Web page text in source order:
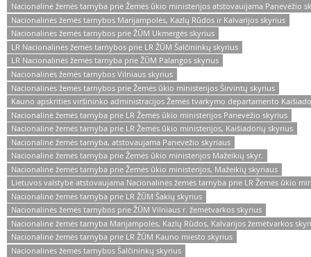
Nacionalinė žemės tarnyba prie Žemės ūkio ministerijos atstovauijama Panevėžio
Nacionalinės žemės tarnybos Marijampolės, Kazlų Rūdos ir Kalvarijos skyrius
Nacionalinės žemės tarnybos prie ŽŪM Ukmergės skyrius
LR Nacionalinės žemės tarnybos prie LR ŽŪM Šalčininkų skyrius
LR Nacionalinės žemės tarnyba prie ŽŪM Palangos skyrius
Nacionalinės žemės tarnybos Vilniaus skyrius
Nacionalinės žemės tarnybos prie Žemės ūkio ministerijos Širvintų skyrius
Kauno apskrities viršininko administracijos Žemės tvarkymo departamento
Nacionalinė žemės tarnyba prie LR Žemės ūkio ministerijos Panevėžio skyrius
Nacionalinė žemės tarnyba prie LR Žemės ūkio ministerijos, Kaišiadorių skyrius
Nacionalinė žemės tarnyba, atstovaujama Panevėžio skyriaus
Nacionalinė žemės tarnyba prie Žemės ūkio ministerijos Mažeikių skyr.
Nacionalinė žemės tarnyba prie Žemės ūkio ministerijos, Mažeikių skyriaus
Lietuvos valstybė atstovaujama Nacionalinės žemės tarnyba prie LR Žemės ūkio
Nacionalinė žemės tarnyba prie LR ŽŪM Šakių skyrius
Nacionalinės žemės tarnybos prie ŽŪM Vilniaus r. žemėtvarkos skyrius
Nacionalinė žemės tarnyba Marijampolės, Kazlų Rūdos, Kalvarijos žemėtvarkos
Nacionalinė žemės tarnyba prie LR ŽŪM Kauno miesto skyrius
Nacionalinės žemės tarnybos Šalčininkų skyrius